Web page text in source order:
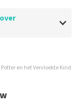
en het Vervloekte Kind